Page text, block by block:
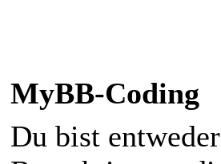
MyBB-Coding
Du bist